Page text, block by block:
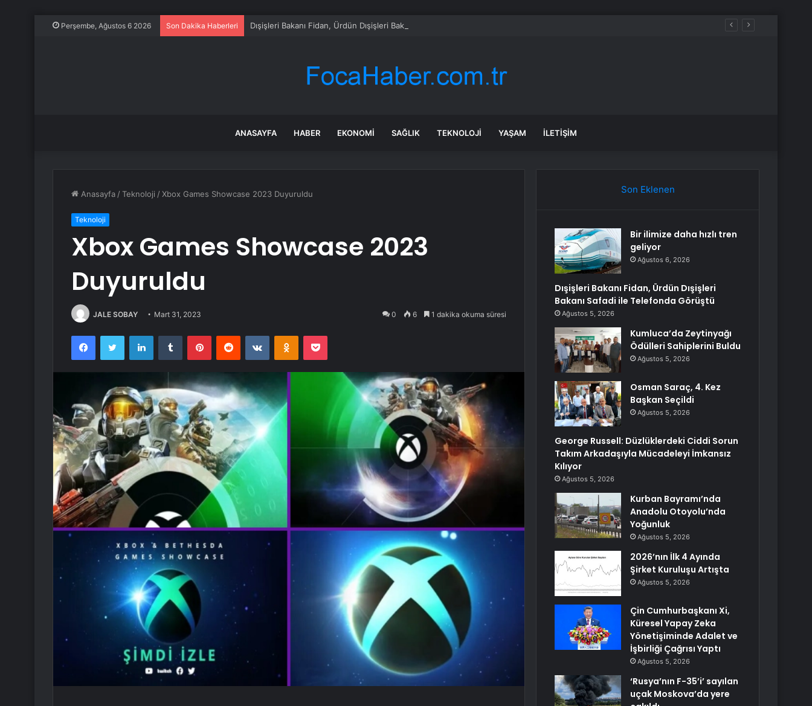
Perşembe, Ağustos 6 2026 Son Dakika Haberleri Dışişleri Bakanı Fidan, Ürdün Dışişleri Bakanı Safadi ile Telefonda Görüştü
ANASAYFA HABER EKONOMI SAĞLIK TEKNOLOJI YAŞAM İLETIŞIM
Anasayfa /Teknoloji /Xbox Games Showcase 2023 Duyuruldu
Teknoloji
Xbox Games Showcase 2023
Duyuruldu
JALE SOBAY Mart 31, 2023 0 6 1 dakika okuma süresi
FacebookTwitter LinkedInTumblr PinterestReddit VKontakteOdnoklassniki
Pocket
Son Eklenen
Bir ilimize daha hızlı tren
geliyor
Ağustos 6, 2026
Dışişleri Bakanı Fidan, Ürdün Dışişleri
Bakanı Safadi ile Telefonda Görüştü
Ağustos 5, 2026
Kumluca’da Zeytinyağı
Ödülleri Sahiplerini Buldu
Ağustos 5, 2026
Osman Saraç, 4. Kez
Başkan Seçildi
Ağustos 5, 2026
George Russell: Düzlüklerdeki Ciddi Sorun
Takım Arkadaşıyla Mücadeleyi İmkansız
Kılıyor
Ağustos 5, 2026
Kurban Bayramı’nda
Anadolu Otoyolu’nda
Yoğunluk
Ağustos 5, 2026
2026’nın İlk 4 Ayında
Şirket Kuruluşu Artışta
Ağustos 5, 2026
Çin Cumhurbaşkanı Xi,
Küresel Yapay Zeka
Yönetişiminde Adalet ve
İşbirliği Çağrısı Yaptı
Ağustos 5, 2026
‘Rusya’nın F-35’i’ sayılan
uçak Moskova’da yere